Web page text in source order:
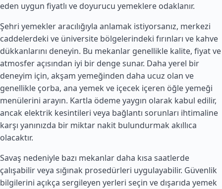
eden uygun fiyatlı ve doyurucu yemeklere odaklanır.
Şehri yemekler aracılığıyla anlamak istiyorsanız, merkezi
caddelerdeki ve üniversite bölgelerindeki fırınları ve kahve
dükkanlarını deneyin. Bu mekanlar genellikle kalite, fiyat ve
atmosfer açısından iyi bir denge sunar. Daha yerel bir
deneyim için, akşam yemeğinden daha ucuz olan ve
genellikle çorba, ana yemek ve içecek içeren öğle yemeği
menülerini arayın. Kartla ödeme yaygın olarak kabul edilir,
ancak elektrik kesintileri veya bağlantı sorunları ihtimaline
karşı yanınızda bir miktar nakit bulundurmak akıllıca
olacaktır.
Savaş nedeniyle bazı mekanlar daha kısa saatlerde
çalışabilir veya sığınak prosedürleri uygulayabilir. Güvenlik
bilgilerini açıkça sergileyen yerleri seçin ve dışarıda yemek